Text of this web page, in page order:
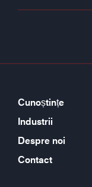
Cunoștințe
Industrii
Despre noi
Contact